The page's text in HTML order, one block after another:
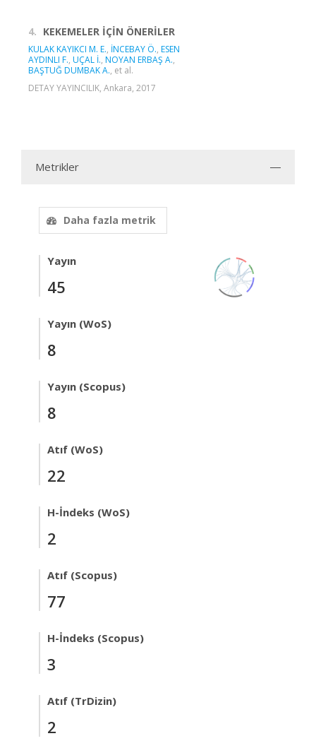
4. KEKEMELER İÇİN ÖNERİLER
KULAK KAYIKCI M. E., İNCEBAY Ö., ESEN
AYDINLI F., UÇAL İ., NOYAN ERBAŞ A.,
BAŞTUĞ DUMBAK A., et al.
DETAY YAYINCILIK, Ankara, 2017
Metrikler
Daha fazla metrik
Yayın
45
Yayın (WoS)
8
Yayın (Scopus)
8
Atıf (WoS)
22
H-İndeks (WoS)
2
Atıf (Scopus)
77
H-İndeks (Scopus)
3
Atıf (TrDizin)
2